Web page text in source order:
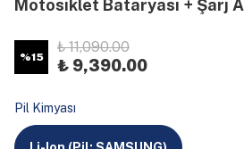
Motosiklet Bataryası + Şarj
%15
₺ 11,090.00
₺ 9,390.00
Pil Kimyası